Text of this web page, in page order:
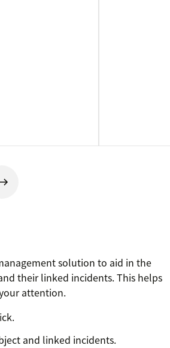
solution to aid in the
their linked incidents. This helps
attention.
and linked incidents.